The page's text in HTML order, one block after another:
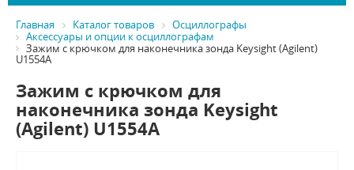
Главная Каталог товаров
Осциллографы
Аксессуары и опции к осциллографам
Зажим с крючком для наконечника зонда Keysight (Agilent)
U1554A
Зажим с крючком для
наконечника зонда Keysight
(Agilent) U1554A